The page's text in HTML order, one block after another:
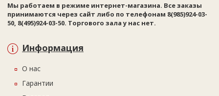
Мы работаем в режиме интернет-магазина. Все заказы
принимаются через сайт либо по телефонам 8(985)924-03-
50, 8(495)924-03-50. Торгового зала у нас нет.
Информация
О нас
Гарантии